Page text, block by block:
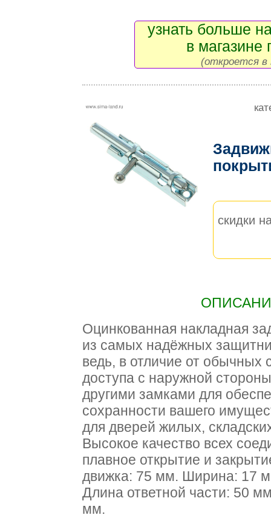
узнать больше
в магазине
(откроется в
скидки
Оцинкованная накладная
из самых надёжных
ведь, в отличие от обычных
доступа с наружной
другими замками для
сохранности вашего
для дверей жилых,
Высокое качество всех
плавное открытие и
движка: 75 мм. Ширина: 17
Длина ответной части: 50
мм.